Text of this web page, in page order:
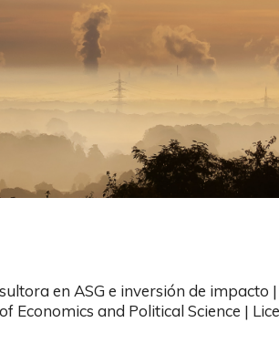
en ASG e inversión de impacto
Economics and Political Science |